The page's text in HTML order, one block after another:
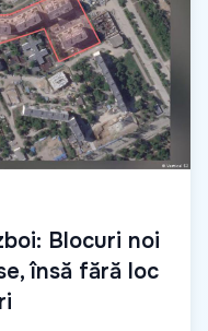
Blocuri noi
însă fără loc